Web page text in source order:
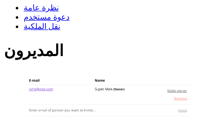
نظرة عامة
دعوة مستخدم
نقل الملكية
المديرون